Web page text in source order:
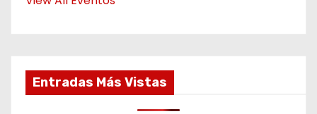
Entradas Más Vistas